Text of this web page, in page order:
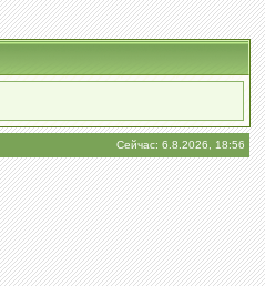
Сейчас: 6.8.2026, 18:56